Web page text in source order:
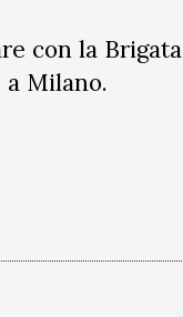
con la Brigata
Milano.